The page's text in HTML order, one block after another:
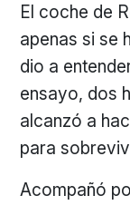
El coche de
apenas si se
dio a
ensayo, dos
alcanzó a
para
Acompañó